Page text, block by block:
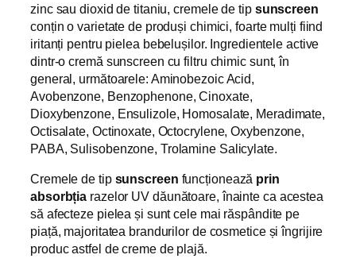
zinc sau dioxid de titaniu, cremele de tipsunscreen
conțin o varietate de produși chimici, foarte mulți fiind
iritanți pentru pielea bebelușilor. Ingredientele active
dintr-o cremă sunscreen cu filtru chimic sunt, în
general, următoarele: Aminobezoic Acid,
Avobenzone, Benzophenone, Cinoxate,
Dioxybenzone, Ensulizole, Homosalate, Meradimate,
Octisalate, Octinoxate, Octocrylene, Oxybenzone,
PABA, Sulisobenzone, Trolamine Salicylate.
Cremele de tip sunscreen funcționează prin
absorbția razelor UV dăunătoare, înainte ca acestea
să afecteze pielea și sunt cele mai răspândite pe
piață, majoritatea brandurilor de cosmetice și îngrijire
produc astfel de creme de plajă.